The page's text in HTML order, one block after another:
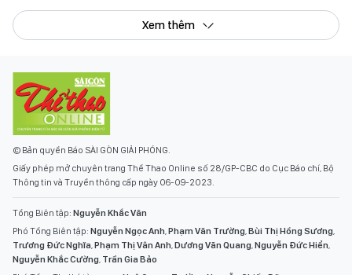
Xem thêm
© Bản quyền Báo SÀI GÒN GIẢI PHÓNG.
Giấy phép mở chuyên trang Thể Thao Online số 28/GP-CBC do Cục Báo chí, Bộ
Thông tin và Truyền thông cấp ngày 06-09-2023.
Tổng Biên tập: Nguyễn Khắc Văn
Phó Tổng Biên tập: Nguyễn Ngọc Anh,Phạm Văn Trường,Bùi Thị Hồng Sương,
Trương Đức Nghĩa,Phạm Thị Vân Anh,Dương Văn Quang,Nguyễn Đức Hiển,
Nguyễn Khắc Cường, Trần Gia Bảo